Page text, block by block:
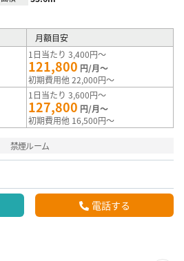
月額目安
1日当たり 3,400円～
121,800 円/月～
初期費用他 22,000円～
1日当たり 3,600円～
127,800 円/月～
初期費用他 16,500円～
禁煙ルーム
電話する